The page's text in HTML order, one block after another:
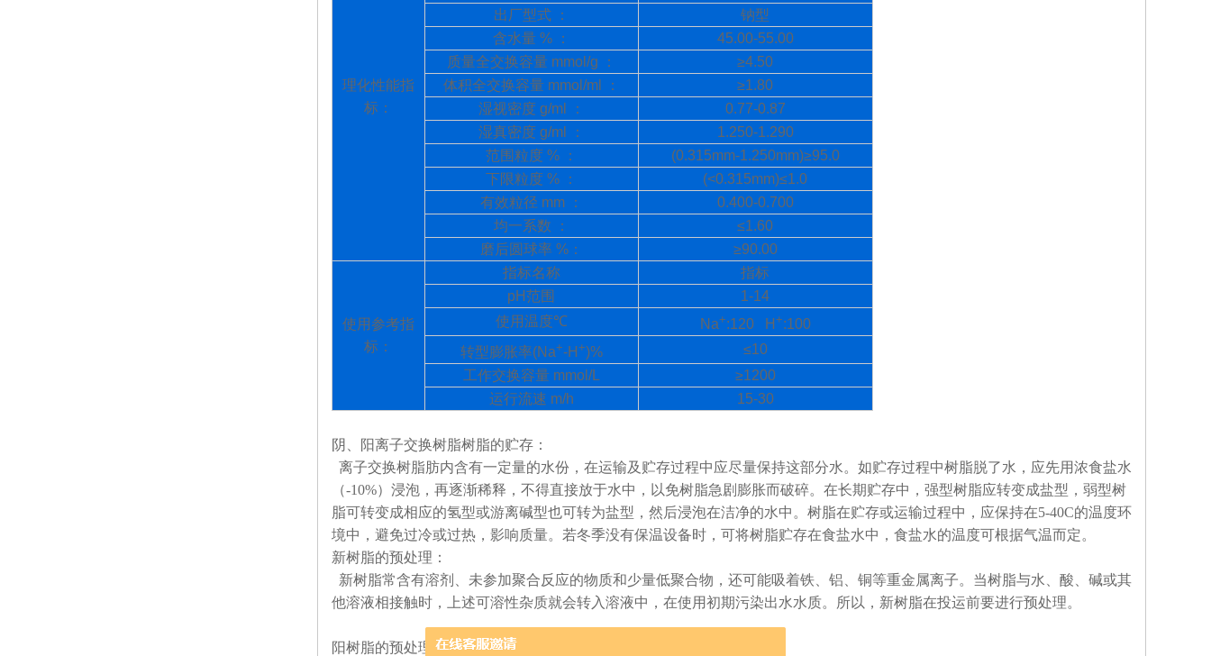
理化性能指
标：
出厂型式
：
钠型
含水量% ：
45.00-55.00
质量全交换容量mmol/g ：
≥4.50
体积全交换容量mmol/ml ：
≥1.80
湿视密度 g/ml ：
0.77-0.87
湿真密度 g/ml ：
1.250-1.290
范围粒度 % ：
(0.315mm-1.250mm)≥95.0
下限粒度 % ：
(<0.315mm)≤1.0
有效粒径 mm ：
0.400-0.700
均一系数
：
≤1.60
磨后圆球率 %： ≥90.00
使用参考指
标：
指标名称
指标
pH范围
1-14
使用温度℃ Na+:120 H +:100
转型膨胀率(Na+-H +)%
≤10
工作交换容量mmol/L
≥1200
运行流速 m/h 15-30
阴、阳离子交换树脂树脂的贮存：
离子交换树脂肪内含有一定量的水份，在运输及贮存过程中应尽量保持这部分水。如贮存过程中树脂脱了水，应先用浓食盐水
（-10%）浸泡，再逐渐稀释，不得直接放于水中，以免树脂急剧膨胀而破碎。在长期贮存中，强型树脂应转变成盐型，弱型树
脂可转变成相应的氢型或游离碱型也可转为盐型，然后浸泡在洁净的水中。树脂在贮存或运输过程中，应保持在5-40C的温度环
境中，避免过冷或过热，影响质量。若冬季没有保温设备时，可将树脂贮存在食盐水中，食盐水的温度可根据气温而定。
新树脂的预处理：
新树脂常含有溶剂、未参加聚合反应的物质和少量低聚合物，还可能吸着铁、铝、铜等重金属离子。当树脂与水、酸、碱或其
他溶液相接触时，上述可溶性杂质就会转入溶液中，在使用初期污染出水水质。所以，新树脂在投运前要进行预处理。
阳树脂的预处理